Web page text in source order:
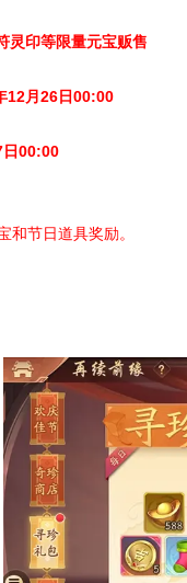
灵印等限量元宝贩售
12月 26日00:00
日00:00
和节日道具奖励。